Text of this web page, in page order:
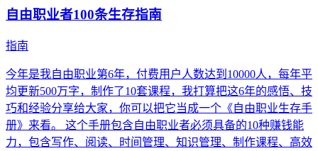
自由职业者100条生存指南
指南
今年是我自由职业第6年，付费用户人数达到10000人，每年平
均更新500万字，制作了10套课程，我打算把这6年的感悟、技
巧和经验分享给大家，你可以把它当成一个《自由职业生存手
册》来看。 这个手册包含自由职业者必须具备的10种赚钱能
力，包含写作、阅读、时间管理、知识管理、制作课程、高效